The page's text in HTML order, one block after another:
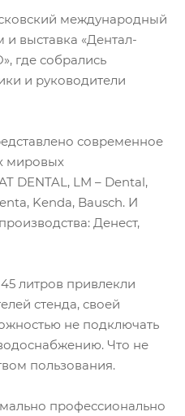
международный
выставка «Дентал-
где собрались
и руководители
современное
мировых
DENTAL, LM – Dental,
Kenda, Bausch. И
Денест,
литров привлекли
стенда, своей
не подключать
Что не
пользования.
профессионально